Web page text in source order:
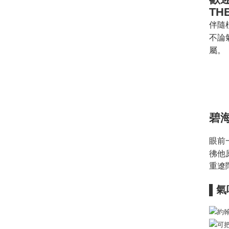
伴隨
不論
屬。
碧
眼前
彿他
重遼
▌